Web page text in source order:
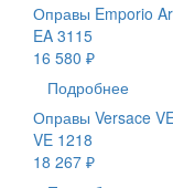
Оправы Emporio
EA 3115
16 580 ₽
Подробнее
Оправы Versace
VE 1218
18 267 ₽